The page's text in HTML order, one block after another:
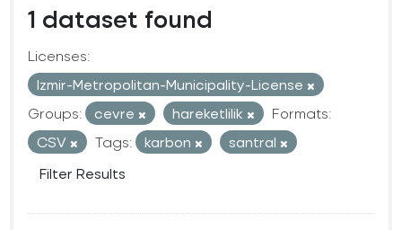
1 dataset found
Licenses:
Izmir-Metropolitan-Municipality-License
Groups:
cevre hareketlilik
Formats:
CSV
Tags: karbon
santral
Filter Results